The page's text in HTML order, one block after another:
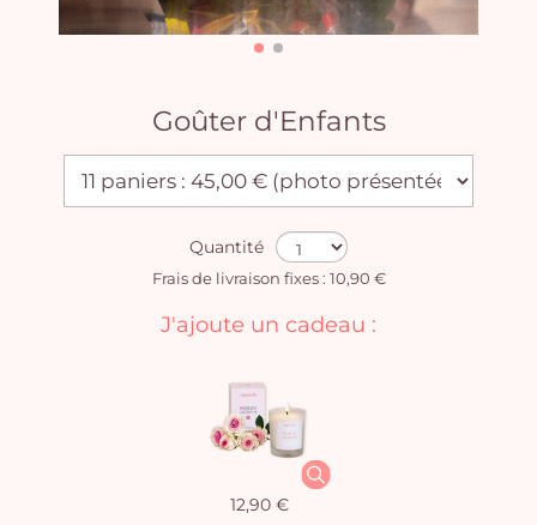
Goûter d'Enfants
Quantité
Frais de livraison fixes : 10,90 €
J'ajoute un cadeau :
12,90 €